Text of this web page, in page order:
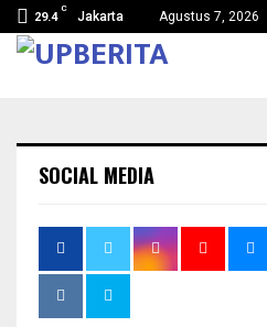
29.4
C
Jakarta Agustus 7, 2026
SOCIAL MEDIA